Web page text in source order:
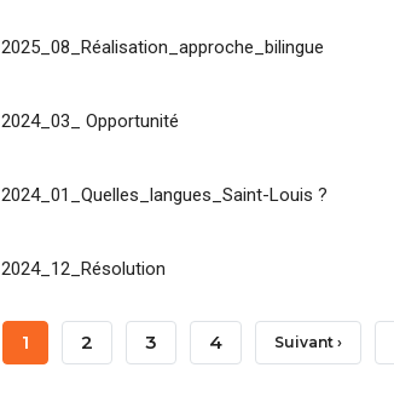
2025_08_Réalisation_approche_bilingue
2024_03_ Opportunité
2024_01_Quelles_langues_Saint-Louis ?
2024_12_Résolution
Pagination
Page
1 Page
2 Page
3 Page
4 Page
Suivant ›